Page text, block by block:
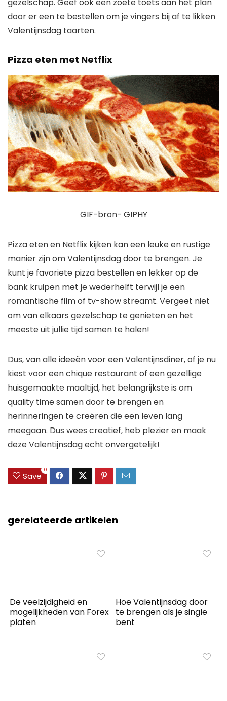
door er een te bestellen om je vingers bij af te likken
Valentijnsdag taarten.
Pizza eten met Netflix
GIF-bron- GIPHY
Pizza eten en Netflix kijken kan een leuke en rustige
manier zijn om Valentijnsdag door te brengen. Je
kunt je favoriete pizza bestellen en lekker op de
bank kruipen met je wederhelft terwijl je een
romantische film of tv-show streamt. Vergeet niet
om van elkaars gezelschap te genieten en het
meeste uit jullie tijd samen te halen!
Dus, van alle ideeën voor een Valentijnsdiner, of je nu
kiest voor een chique restaurant of een gezellige
huisgemaakte maaltijd, het belangrijkste is om
quality time samen door te brengen en
herinneringen te creëren die een leven lang
meegaan. Dus wees creatief, heb plezier en maak
deze Valentijnsdag echt onvergetelijk!
Save
0
gerelateerde artikelen
De veelzijdigheid en
mogelijkheden van Forex
platen
Hoe Valentijnsdag door
te brengen als je single
bent